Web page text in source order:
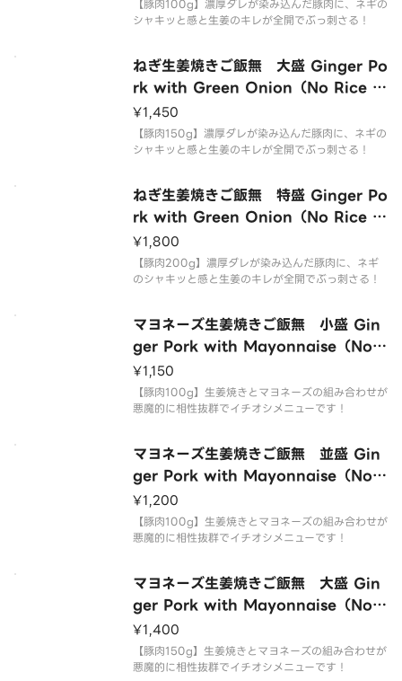
【豚肉100g】濃厚ダレが染み込んだ豚肉に、ネギの
シャキッと感と生姜のキレが全開でぶっ刺さる！
ねぎ生姜焼きご飯無 大盛 Ginger Po
rk with Green Onion（No Rice L
arge）
¥1,450
【豚肉150g】濃厚ダレが染み込んだ豚肉に、ネギの
シャキッと感と生姜のキレが全開でぶっ刺さる！
ねぎ生姜焼きご飯無 特盛 Ginger Po
rk with Green Onion（No Rice E
xtra Large）
¥1,800
【豚肉200g】濃厚ダレが染み込んだ豚肉に、ネギ
のシャキッと感と生姜のキレが全開でぶっ刺さる！
マヨネーズ生姜焼きご飯無 小盛 Gin
ger Pork with Mayonnaise（No
Rice Small）
¥1,150
【豚肉100g】生姜焼きとマヨネーズの組み合わせが
悪魔的に相性抜群でイチオシメニューです！
マヨネーズ生姜焼きご飯無 並盛 Gin
ger Pork with Mayonnaise（No
Rice Regular）
¥1,200
【豚肉100g】生姜焼きとマヨネーズの組み合わせが
悪魔的に相性抜群でイチオシメニューです！
マヨネーズ生姜焼きご飯無 大盛 Gin
ger Pork with Mayonnaise（No
Rice Large）
¥1,400
【豚肉150g】生姜焼きとマヨネーズの組み合わせが
悪魔的に相性抜群でイチオシメニューです！